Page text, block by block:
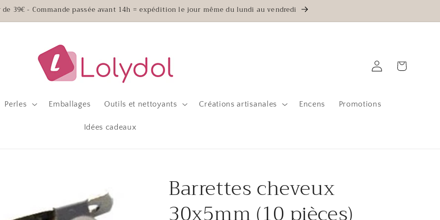
39€ - Commande passée avant 14h = expédition le jour même du lundi au vendredi
Perles Emballages Outils et nettoyants Créations artisanales Encens Promotions
Idées cadeaux
Connexion Panier
Barrettes cheveux